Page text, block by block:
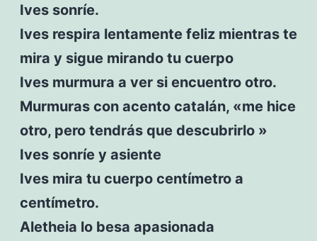
Ives sonríe.
Ives respira lentamente feliz mientras te
mira y sigue mirando tu cuerpo
Ives murmura a ver si encuentro otro.
Murmuras con acento catalán, «me hice
otro, pero tendrás que descubrirlo »
Ives sonríe y asiente
Ives mira tu cuerpo centímetro a
centímetro.
Aletheia lo besa apasionada